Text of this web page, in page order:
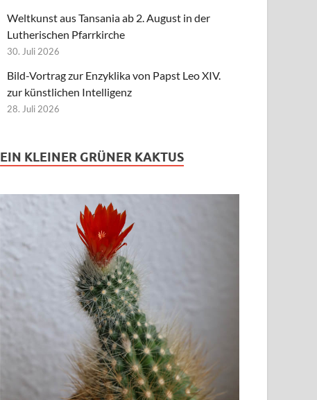
Weltkunst aus Tansania ab 2. August in der
Lutherischen Pfarrkirche
30. Juli 2026
Bild-Vortrag zur Enzyklika von Papst Leo XIV.
zur künstlichen Intelligenz
28. Juli 2026
EIN KLEINER GRÜNER KAKTUS